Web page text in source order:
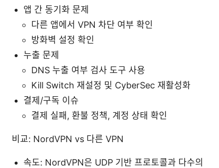
앱 간 동기화 문제
다른 앱에서 VPN 차단 여부 확인
방화벽 설정 확인
누출 문제
DNS 누출 여부 검사 도구 사용
Kill Switch 재설정 및 CyberSec 재활성화
결제/구독 이슈
결제 실패, 환불 정책, 계정 상태 확인
비교: NordVPN vs 다른 VPN
속도: NordVPN은 UDP 기반 프로토콜과 다수의